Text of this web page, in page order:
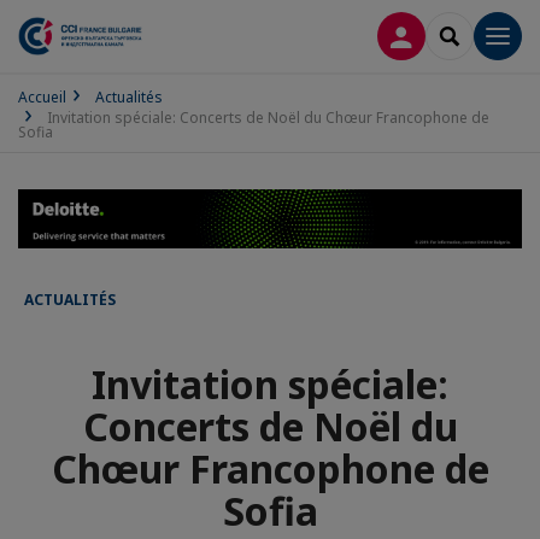
CONNEXION
Accueil
Actualités
Invitation spéciale: Concerts de Noël du Chœur Francophone de
Sofia
ACTUALITÉS
Invitation spéciale:
Concerts de Noël du
Chœur Francophone de
Sofia